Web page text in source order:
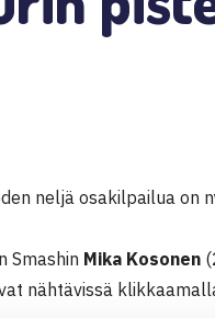
neljä osakilpailua
Smashin Mika Kosonen
nähtävissä